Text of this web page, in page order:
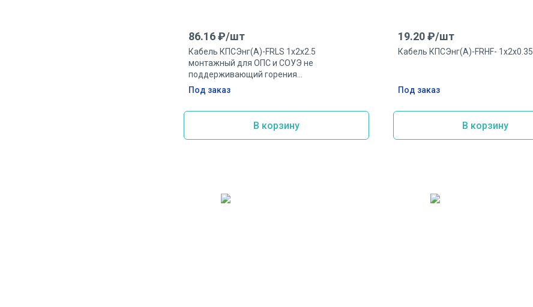
86.16₽/шт
Кабель КПСЭнг(А)-FRLS 1х2х2.5
монтажный для ОПС и СОУЭ не
поддерживающий горения
экранированный огнестойкий 1 пара
2.5мм.кв
Под заказ
В корзину
19.20 ₽/шт
Кабель КПСЭнг(А)-FRHF- 1х2х0.35
Под заказ
В корзину